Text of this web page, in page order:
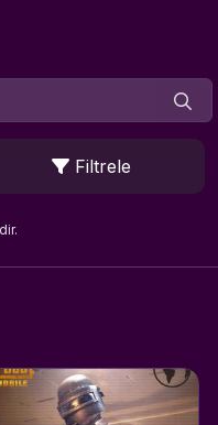
Filtrele